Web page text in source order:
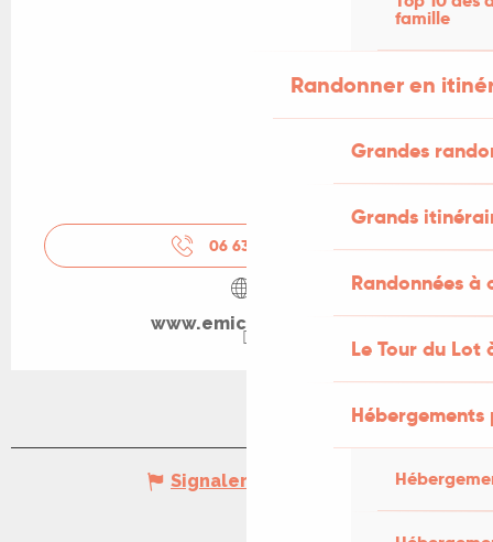
famille
Randonner en
Grandes
Grands
Randonnées
Le Tour du Lot
06 63 53 98
www.emicolson.com
Signaler une erreur